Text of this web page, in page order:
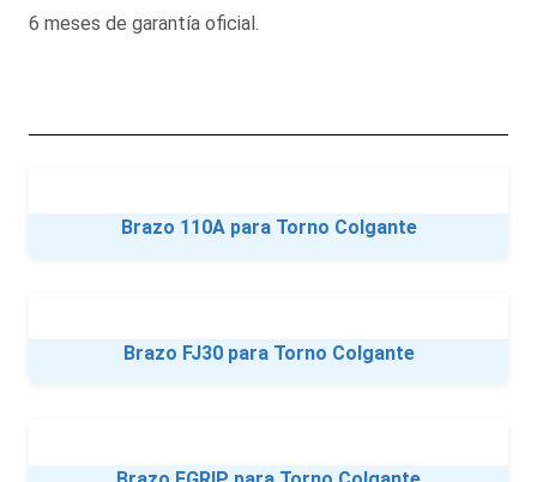
6 meses de garantía oficial.
Brazo 110A para Torno Colgante
Brazo FJ30 para Torno Colgante